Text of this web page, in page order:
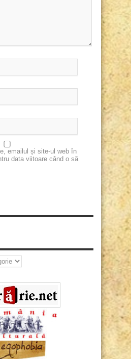
emailul și site-ul web în
data viitoare când o să